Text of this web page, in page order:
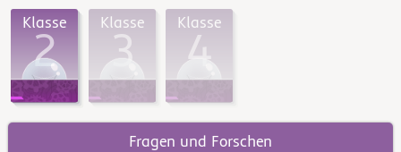
Klasse
2
Klasse
3
Klasse
4
Fragen und Forschen